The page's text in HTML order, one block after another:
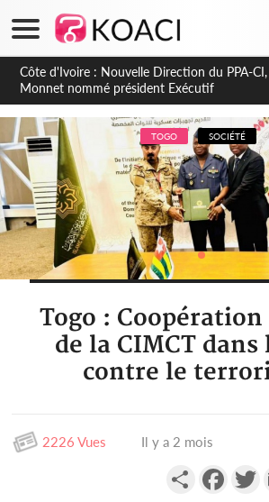
Côte d'Ivoire : Célébration des 66 ans
Appel à l'Unité et au Développement dans le
TOGO SOCIÉTÉ
Togo :
de la CIMCT
contre le
2226 Vues Il y a 2 mois
Partager